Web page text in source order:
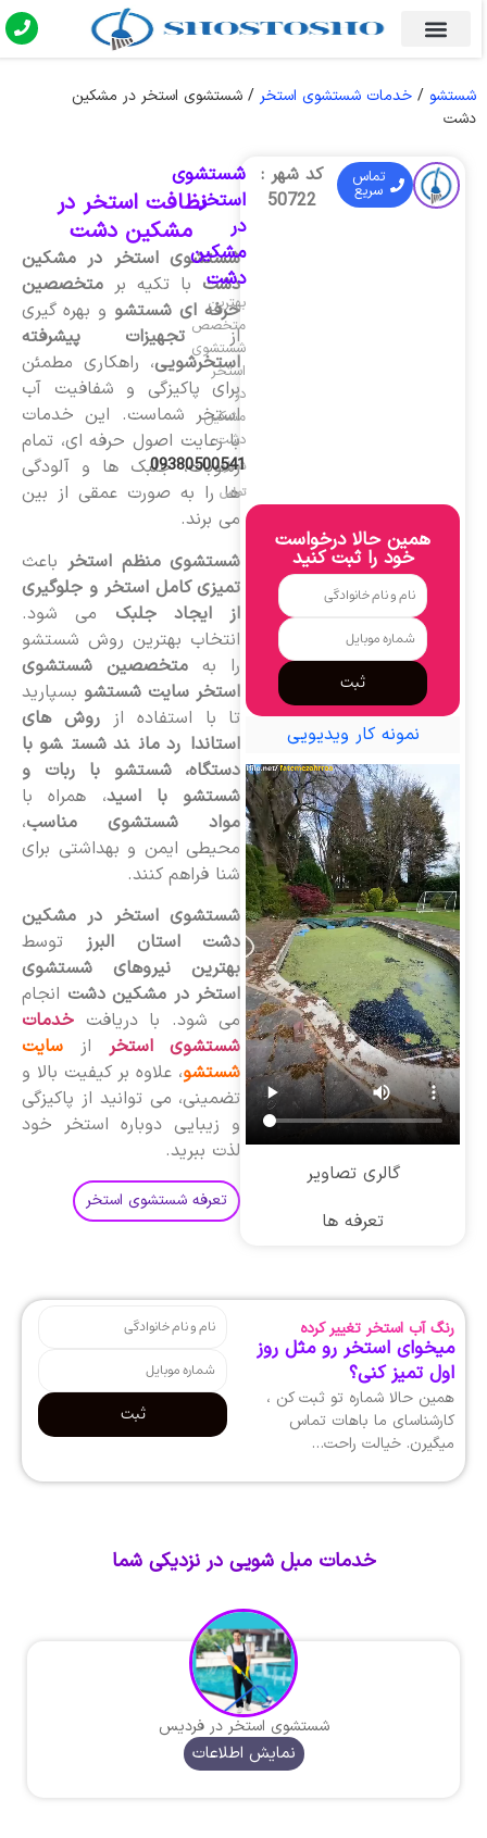
شستشو/ خدمات شستشوی استخر/ شستشوی استخر در مشکین
دشت
نظافت استخر در
مشکین دشت
شستشوی استخر در مشکین
دشتبا تکیه بر متخصصین
حرفه ای شستشوو بهره گیری
از تجهیزات پیشرفته
استخرشویی، راهکاری مطمئن
برای پاکیزگی و شفافیت آب
استخر شماست. این خدمات
با رعایت اصول حرفه ای، تمام
رسوبات، جلبک ها و آلودگی
ها را به صورت عمقی از بین
می برند.
شستشوی منظم استخرباعث
تمیزی کامل استخر و جلوگیری
از ایجاد جلبکمی شود.
انتخاب بهترین روش شستشو
را به متخصصین شستشوی
استخر سایت شستشوبسپارید
تا با استفاده از روش های
استاندارد مانند شستشو با
دستگاه، شستشو با ربات و
شستشو با اسید، همراه با
مواد شستشوی مناسب،
محیطی ایمن و بهداشتی برای
شنا فراهم کنند.
شستشوی استخر در مشکین
دشت استان البرزتوسط
بهترین نیروهای شستشوی
استخر در مشکین دشتانجام
می شود. با دریافت خدمات
شستشوی استخراز
سایت
شستشو، علاوه بر کیفیت بالا و
تضمینی، می توانید از پاکیزگی
و زیبایی دوباره استخر خود
لذت ببرید.
تعرفه شستشوی استخر
تماس
سریع
کد شهر :
50722
شستشوی
استخر
در
مشکین
دشت
بهترین
متخصص
شستشوی
استخر
در
مشکین
دشت
شماره
تماس
09380500541
همین حالا درخواست
خود را ثبت کنید
ثبت
نمونه کار ویدیویی
گالری تصاویر
تعرفه ها
رنگ آب استخر تغییر کرده
میخوای استخر رو مثل روز
اول تمیز کنی؟
همین حالا شماره تو ثبت کن ،
کارشناسای ما باهات تماس
میگیرن. خیالت راحت…
ثبت
خدمات مبل شویی در نزدیکی شما
شستشوی استخر در فردیس
نمایش اطلاعات